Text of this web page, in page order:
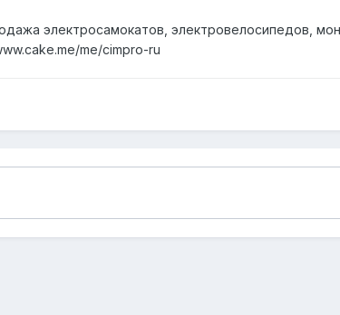
электросамокатов, электровелосипедов,
me/cimpro-ru